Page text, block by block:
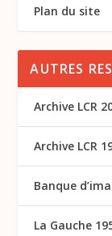
Plan du site
AUTRES
Archive LCR
Archive LCR
Banque
La Gauche